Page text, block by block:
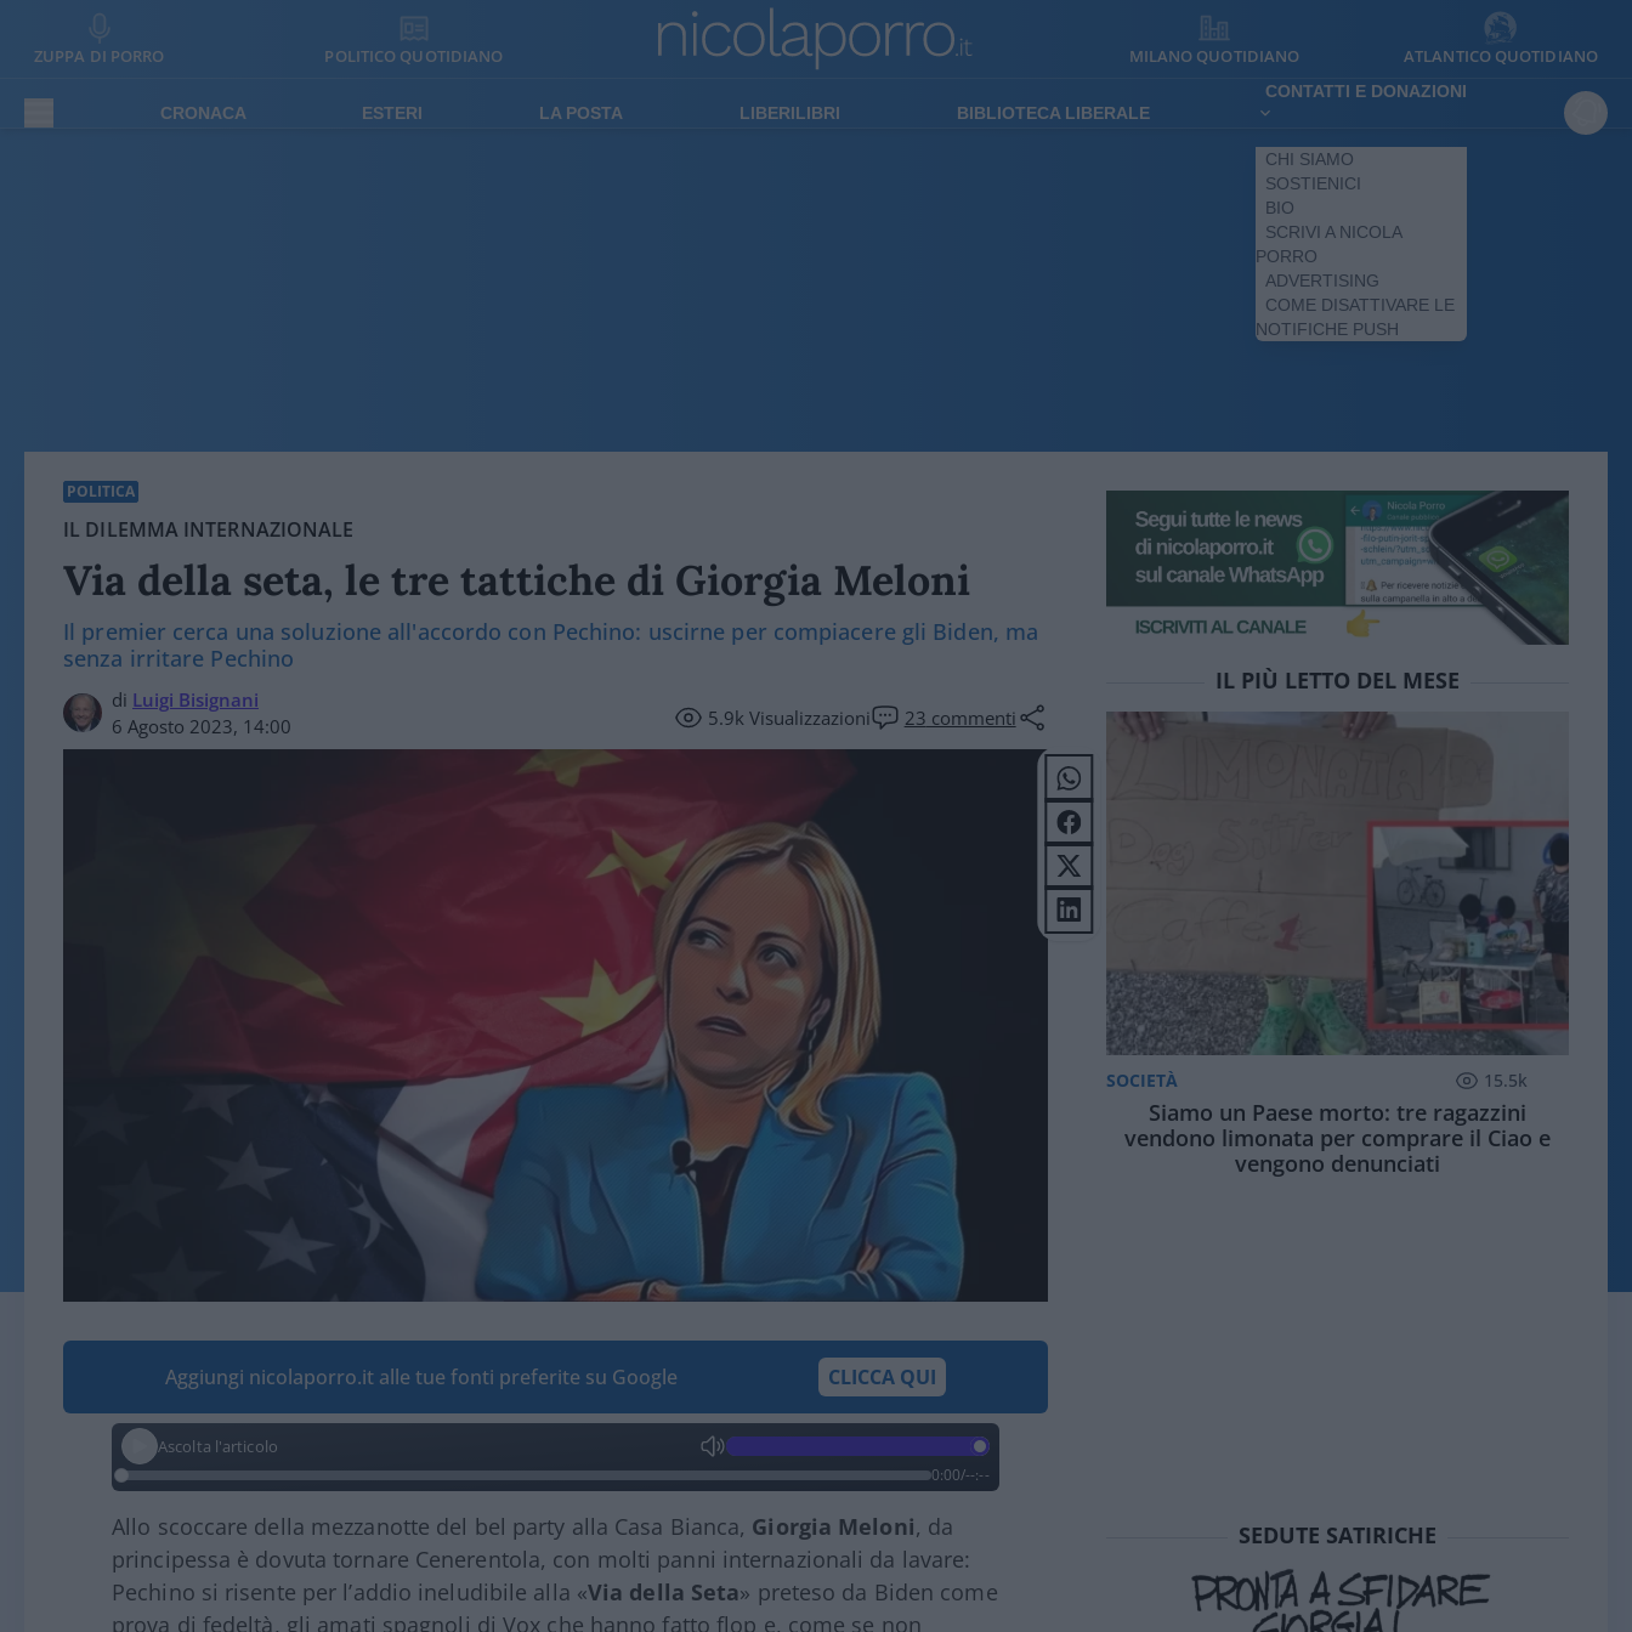
ZUPPA DI PORRO POLITICO QUOTIDIANO MILANO QUOTIDIANO ATLANTICO QUOTIDIANO
CRONACA ESTERI LA POSTA LIBERILIBRI BIBLIOTECA LIBERALE
CONTATTI E DONAZIONI
CHI SIAMO
SOSTIENICI
BIO
SCRIVI A NICOLA
PORRO
ADVERTISING
COME DISATTIVARE LE
NOTIFICHE PUSH
POLITICA
IL DILEMMA INTERNAZIONALE
Via della seta, le tre tattiche di Giorgia Meloni
Il premier cerca una soluzione all'accordo con Pechino: uscirne per compiacere gli Biden, ma
senza irritare Pechino
di Luigi Bisignani
6 Agosto 2023, 14:00
5.9kVisualizzazioni 23 commenti
Aggiungi nicolaporro.it alle tue fonti preferite su Google CLICCA QUI
Ascolta l'articolo
0:00/--:--
Allo scoccare della mezzanotte del bel party alla Casa Bianca, Giorgia Meloni, da
principessa è dovuta tornare Cenerentola, con molti panni internazionali da lavare:
Pechino si risente per l’addio ineludibile alla «Via della Seta» preteso da Biden come
prova di fedeltà, gli amati spagnoli di Vox che hanno fatto flop e, come se non
IL PIÙ LETTO DEL MESE
SOCIETÀ 15.5k
Siamo un Paese morto: tre ragazzini
vendono limonata per comprare il Ciao e
vengono denunciati
SEDUTE SATIRICHE